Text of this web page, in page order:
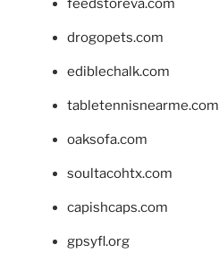
feedstoreva.com
drogopets.com
ediblechalk.com
tabletennisnearme.com
oaksofa.com
soultacohtx.com
capishcaps.com
gpsyfl.org